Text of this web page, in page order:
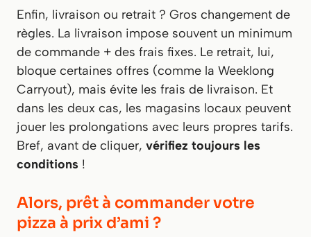
Enfin, livraison ou retrait ? Gros changement de
règles. La livraison impose souvent un minimum
de commande + des frais fixes. Le retrait, lui,
bloque certaines offres (comme la Weeklong
Carryout), mais évite les frais de livraison. Et
dans les deux cas, les magasins locaux peuvent
jouer les prolongations avec leurs propres tarifs.
Bref, avant de cliquer, vérifiez toujours les
conditions !
Alors, prêt à commander votre
pizza à prix d’ami ?